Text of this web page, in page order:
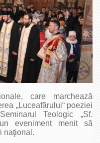
care marchează
„Luceafărului“ poeziei
Teologic „Sf.
eveniment menit să
naţional.